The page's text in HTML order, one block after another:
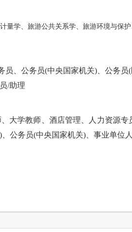
量学、旅游公共关系学、旅游环境与保
、公务员(中央国家机关)、公务员
/助理
大学教师、酒店管理、人力资源专
公务员(中央国家机关)、事业单位